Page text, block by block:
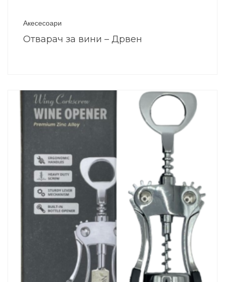
Акесесоари
Отварач за вини – Дрвен